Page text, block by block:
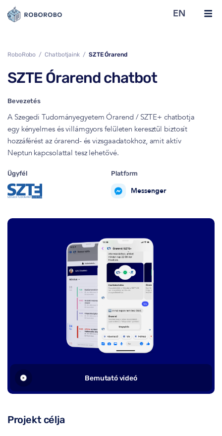
EN
RoboRobo Chatbotjaink SZTE Órarend
SZTE Órarend chatbot
Bevezetés
A Szegedi Tudományegyetem Órarend / SZTE+ chatbotja
egy kényelmes és villámgyors felületen keresztül biztosít
hozzáférést az órarend- és vizsgaadatokhoz, amit aktív
Neptun kapcsolattal tesz lehetővé.
Ügyfél Platform
Messenger
Bemutató videó
Projekt célja